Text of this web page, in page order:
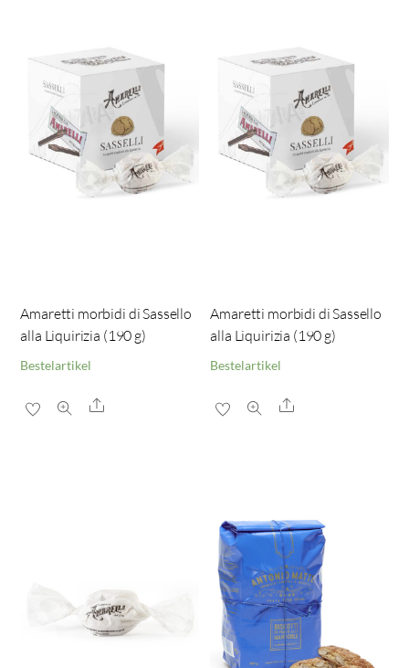
Amaretti morbidi di Sassello
alla Liquirizia (190 g)
Bestelartikel
Share
Amaretti morbidi di Sassello
alla Liquirizia (190 g)
Bestelartikel
Share